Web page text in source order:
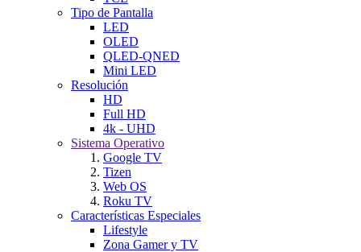
Tipo de Pantalla
LED
OLED
QLED-QNED
Mini LED
Resolución
HD
Full HD
4k - UHD
Sistema Operativo
Google TV
Tizen
Web OS
Roku TV
Características Especiales
Lifestyle
Zona Gamer y TV